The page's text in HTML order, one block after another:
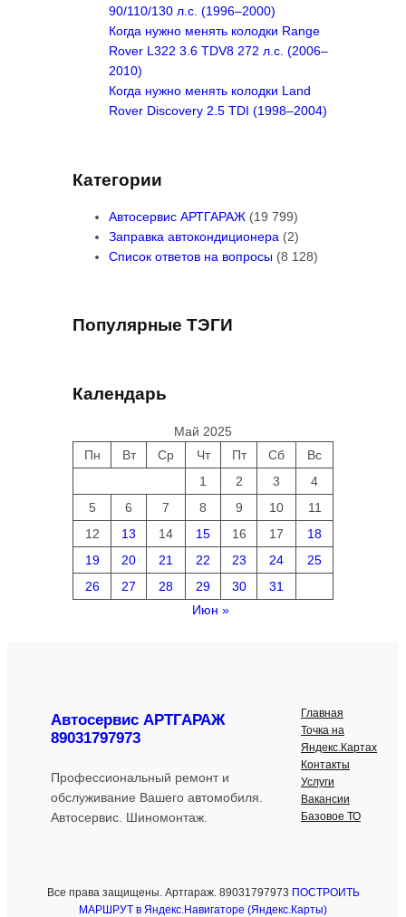
90/110/130 л.с. (1996–2000)
Когда нужно менять колодки Range
Rover L322 3.6 TDV8 272 л.с. (2006–
2010)
Когда нужно менять колодки Land
Rover Discovery 2.5 TDI (1998–2004)
Категории
Автосервис АРТГАРАЖ (19 799)
Заправка автокондиционера (2)
Список ответов на вопросы (8 128)
Популярные ТЭГИ
Календарь
Май 2025
Пн
Вт Ср Чт Пт Сб
Вс
1
2 3
4
5
6 7 8 9 10
11
12
13 14 15 16 17
18
19
20 21 22 23 24
25
26
27 28 29 30
31
Июн »
Автосервис АРТГАРАЖ
89031797973
Профессиональный ремонт и
обслуживание Вашего автомобиля.
Автосервис. Шиномонтаж.
Главная
Точка на
Яндекс.Картах
Контакты
Услуги
Вакансии
Базовое ТО
Все права защищены. Артгараж. 89031797973 ПОСТРОИТЬ
МАРШРУТ в Яндекс.Навигаторе (Яндекс.Карты)